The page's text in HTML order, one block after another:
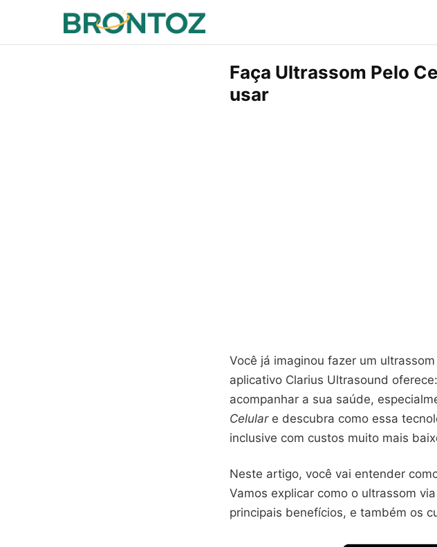
Faça Ultrassom Pelo
usar
Você já imaginou fazer um
aplicativo Clarius Ultrasound
acompanhar a sua saúde,
Celulare descubra como essa
inclusive com custos muito mais
Neste artigo, você vai entender
Vamos explicar como o ultrassom
principais benefícios, e também os